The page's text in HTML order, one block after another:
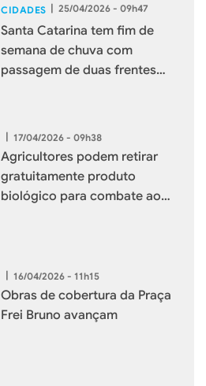
CIDADES | 25/04/2026 - 09h47
Santa Catarina tem fim de
semana de chuva com
passagem de duas frentes
| 17/04/2026 - 09h38
Agricultores podem retirar
gratuitamente produto
biológico para combate ao
| 16/04/2026 - 11h15
Obras de cobertura da Praça
Frei Bruno avançam